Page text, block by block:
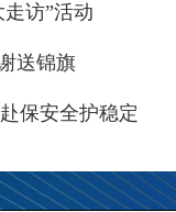
访”活动
送锦旗
保安全护稳定